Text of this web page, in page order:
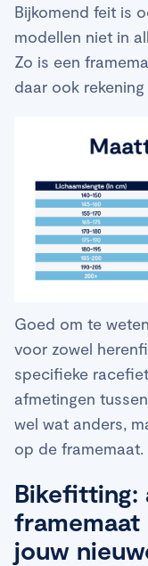
Bijkomend feit is
modellen niet in
Zo is een
daar ook
Goed om te
voor zowel
specifieke
afmetingen
wel wat anders,
op de framemaat.
Bikefitting:
framemaat
jouw